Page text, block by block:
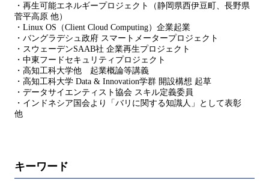
・再生可能エネルギープロジェクト（静岡県西伊豆町、長野県
菅平高原 他）
・Linux OS（Client Cloud Computing）企業起業
・バングラデシュ政府 スマートメータープロジェクト
・スウェーデンSAAB社 企業再生プロジェクト
・中東フードセキュリティプロジェクト
・高知工科大学他 起業概論等講義
・高知工科大学 Data & Innovation学群 開設構想 起草
・データサイエンティスト協会 スキル定義委員
・インドネシア国会より「バリに関する知識人」として表彰
他
キーワード